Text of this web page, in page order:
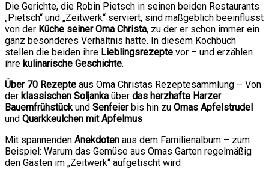
Die Gerichte, die Robin Pietsch in seinen beiden Restaurants
„Pietsch“ und „Zeitwerk“ serviert, sind maßgeblich beeinflusst
von der Küche seiner Oma Christa, zu der er schon immer ein
ganz besonderes Verhältnis hatte. In diesem Kochbuch
stellen die beiden ihre Lieblingsrezepte vor – und erzählen
ihre kulinarische Geschichte.
Über 70 Rezepte aus Oma Christas Rezeptesammlung – Von
der klassischen Soljanka über das herzhafte Harzer
Bauernfrühstückund Senfeierbis hin zu Omas Apfelstrudel
und Quarkkeulchen mit Apfelmus
Mit spannenden Anekdoten aus dem Familienalbum – zum
Beispiel: Warum das Gemüse aus Omas Garten regelmäßig
den Gästen im „Zeitwerk“ aufgetischt wird